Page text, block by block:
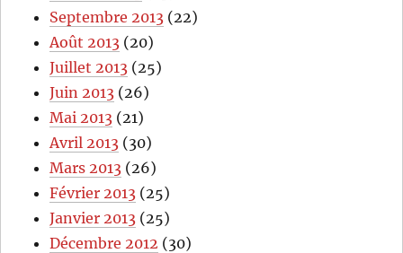
Septembre 2013 (22)
Août 2013 (20)
Juillet 2013 (25)
Juin 2013 (26)
Mai 2013 (21)
Avril 2013 (30)
Mars 2013 (26)
Février 2013 (25)
Janvier 2013 (25)
Décembre 2012 (30)